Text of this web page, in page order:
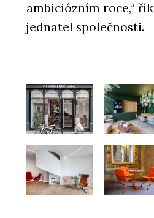
ambiciózním roce,“
jednatel společnosti.